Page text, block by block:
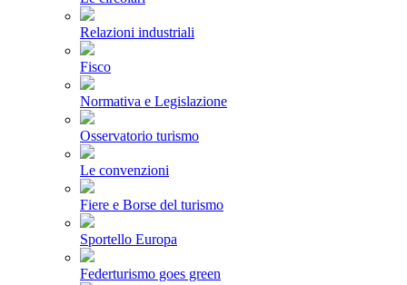
Relazioni industriali
Fisco
Normativa e Legislazione
Osservatorio turismo
Le convenzioni
Fiere e Borse del turismo
Sportello Europa
Federturismo goes green